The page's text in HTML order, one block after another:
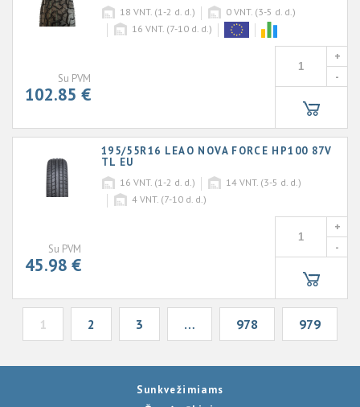
18 VNT. (1-2 d. d.) 0 VNT. (3-5 d. d.)
16 VNT. (7-10 d. d.)
Su PVM
102.85 €
+
-
195/55R16 LEAO NOVA FORCE HP100 87V
TL EU
16 VNT. (1-2 d. d.) 14 VNT. (3-5 d. d.)
4 VNT. (7-10 d. d.)
Su PVM
45.98 €
+
-
1 2 3 … 978 979
Sunkvežimiams